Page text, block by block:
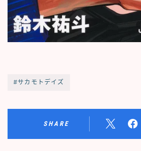
#サカモトデイズ
SHARE